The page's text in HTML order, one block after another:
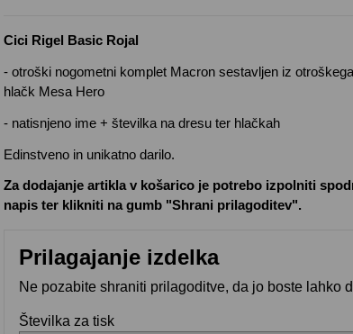
Cici Rigel Basic Rojal
- otroški nogometni komplet Macron sestavljen iz
hlačk Mesa Hero
- natisnjeno ime + številka na dresu ter hlačkah
Edinstveno in unikatno darilo.
Za dodajanje artikla v košarico je potrebo izpolniti
napis ter klikniti na gumb "Shrani prilagoditev".
Prilagajanje izdelka
Ne pozabite shraniti prilagoditve, da jo boste lahko
Številka za tisk